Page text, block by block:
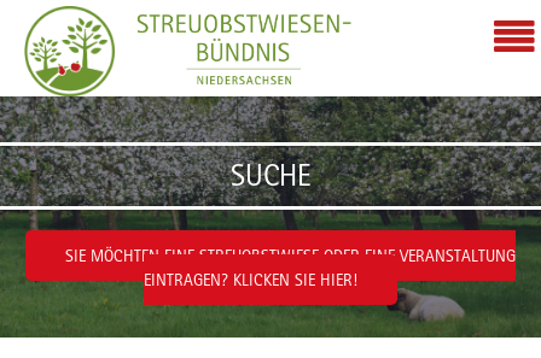
Zum Inhalt wechseln
SUCHE
SIE MÖCHTEN EINE STREUOBSTWIESE ODER EINE VERANSTALTUNG
EINTRAGEN? KLICKEN SIE HIER!